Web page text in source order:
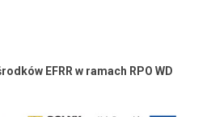
EFRR w ramach RPO WD